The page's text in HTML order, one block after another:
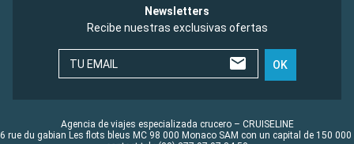
Newsletters
Recibe nuestras exclusivas ofertas
TU EMAIL OK
Agencia de viajes especializada crucero – CRUISELINE
rue du gabian Les flots bleus MC 98 000 Monaco SAM con un capital de 150 000